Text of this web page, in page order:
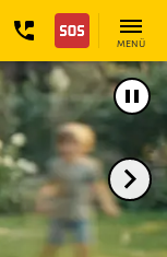
MENÜ